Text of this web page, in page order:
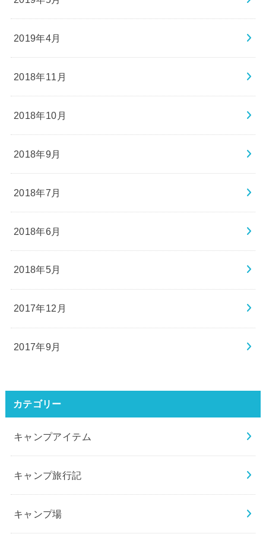
2019年4月
2018年11月
2018年10月
2018年9月
2018年7月
2018年6月
2018年5月
2017年12月
2017年9月
カテゴリー
キャンプアイテム
キャンプ旅行記
キャンプ場